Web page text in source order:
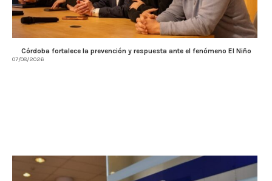
Córdoba fortalece la prevención y respuesta ante el fenómeno El Niño
07/08/2026